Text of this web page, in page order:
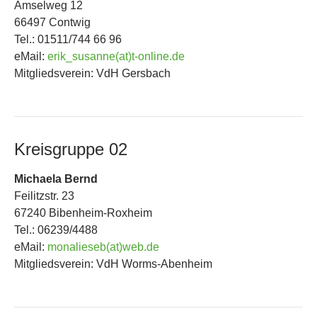
Amselweg 12
66497 Contwig
Tel.: 01511/744 66 96
eMail: erik_susanne(at)t-online.de
Mitgliedsverein: VdH Gersbach
Kreisgruppe 02
Michaela Bernd
Feilitzstr. 23
67240 Bibenheim-Roxheim
Tel.: 06239/4488
eMail: monalieseb(at)web.de
Mitgliedsverein: VdH Worms-Abenheim